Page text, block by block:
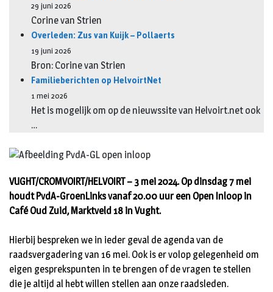
29 juni 2026
Corine van Strien
Overleden: Zus van Kuijk – Pollaerts
19 juni 2026
Bron: Corine van Strien
Familieberichten op HelvoirtNet
1 mei 2026
Het is mogelijk om op de nieuwssite van Helvoirt.net ook
…
VUGHT/CROMVOIRT/HELVOIRT – 3 mei 2024. Op dinsdag 7 mei
houdt PvdA-GroenLinks vanaf 20.00 uur een Open Inloop in
Café Oud Zuid, Marktveld 18 in Vught.
Hierbij bespreken we in ieder geval de agenda van de
raadsvergadering van 16 mei. Ook is er volop gelegenheid om
eigen gesprekspunten in te brengen of de vragen te stellen
die je altijd al hebt willen stellen aan onze raadsleden.